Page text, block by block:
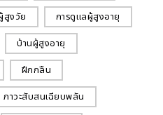
สูงวัย
การดูแลผู้สูงอายุ
บ้านผู้สูงอายุ
ฝึกกลืน
ภาวะสับสนเฉียบพลัน